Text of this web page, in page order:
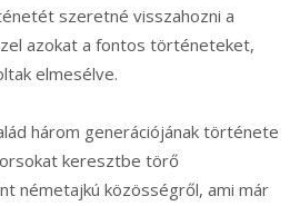
szeretné visszahozni a
azokat a fontos történeteket,
elmesélve.
három generációjának története
keresztbe törő
németajkú közösségről, ami már